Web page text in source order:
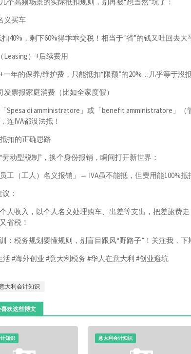
义买车
扣40%，剩下60%得乖乖交税！相当于“省”的钱又吐回去
Leasing）+后续费用
一年的保养/维护费，只能抵扣“限额”的20%…几乎等于没
发票报家庭消费（比如全家度假）
Spesa di amministratore」或「benefit amministratore」
连IVA都没法抵！
扣的正确思路
劳动型税制”，换个身份报销，瞬间打开新世界：
工（工人）名义报销」→ IVA虽不能抵，但费用能100%抵
：
人收入，以个人名义处理购车、出差等支出，把差旅费
省税！
训：税务规划要懂规则，别盲目跟风“野路子”！关注我，
活 #海外创业 #意大利税务 #华人在意大利 #创业避坑
大利会计知识
欢这些博文
知识 意大利会计知识